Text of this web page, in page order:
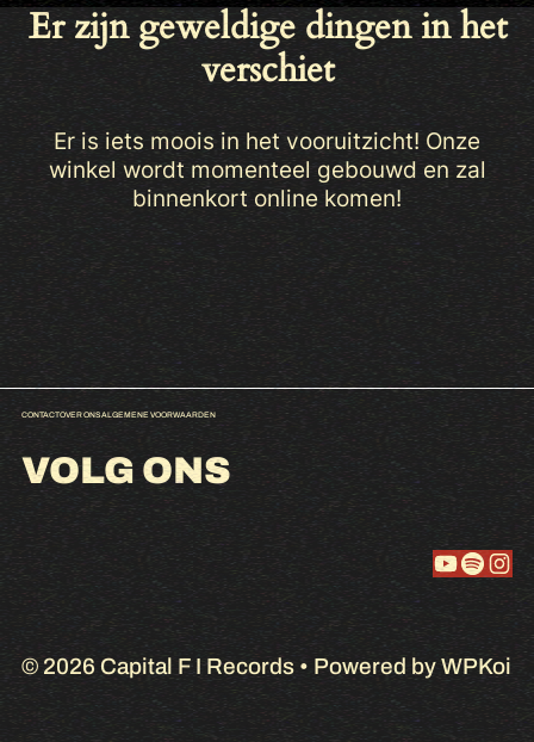
Er zijn geweldige dingen in het
verschiet
Er is iets moois in het vooruitzicht! Onze
winkel wordt momenteel gebouwd en zal
binnenkort online komen!
CONTACTOVER ONSALGEMENE VOORWAARDEN
VOLG ONS
YouTubeSpotifyInstagram
© 2026 Capital F I Records• Powered byWPKoi